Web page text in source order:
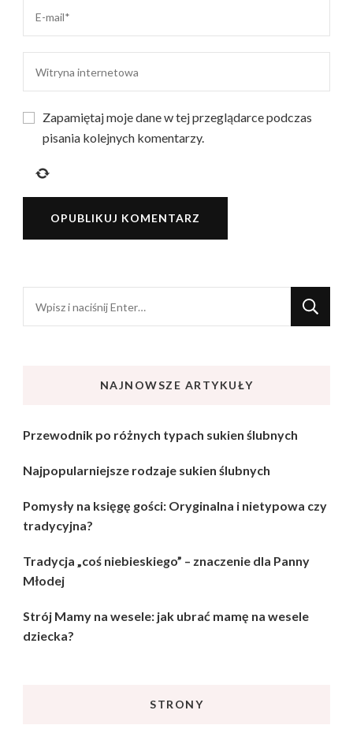
Zapamiętaj moje dane w tej przeglądarce podczas
pisania kolejnych komentarzy.
czegoś?
NAJNOWSZE ARTYKUŁY
Przewodnik po różnych typach sukien ślubnych
Najpopularniejsze rodzaje sukien ślubnych
Pomysły na księgę gości: Oryginalna i nietypowa czy
tradycyjna?
Tradycja „coś niebieskiego” – znaczenie dla Panny
Młodej
Strój Mamy na wesele: jak ubrać mamę na wesele
dziecka?
STRONY